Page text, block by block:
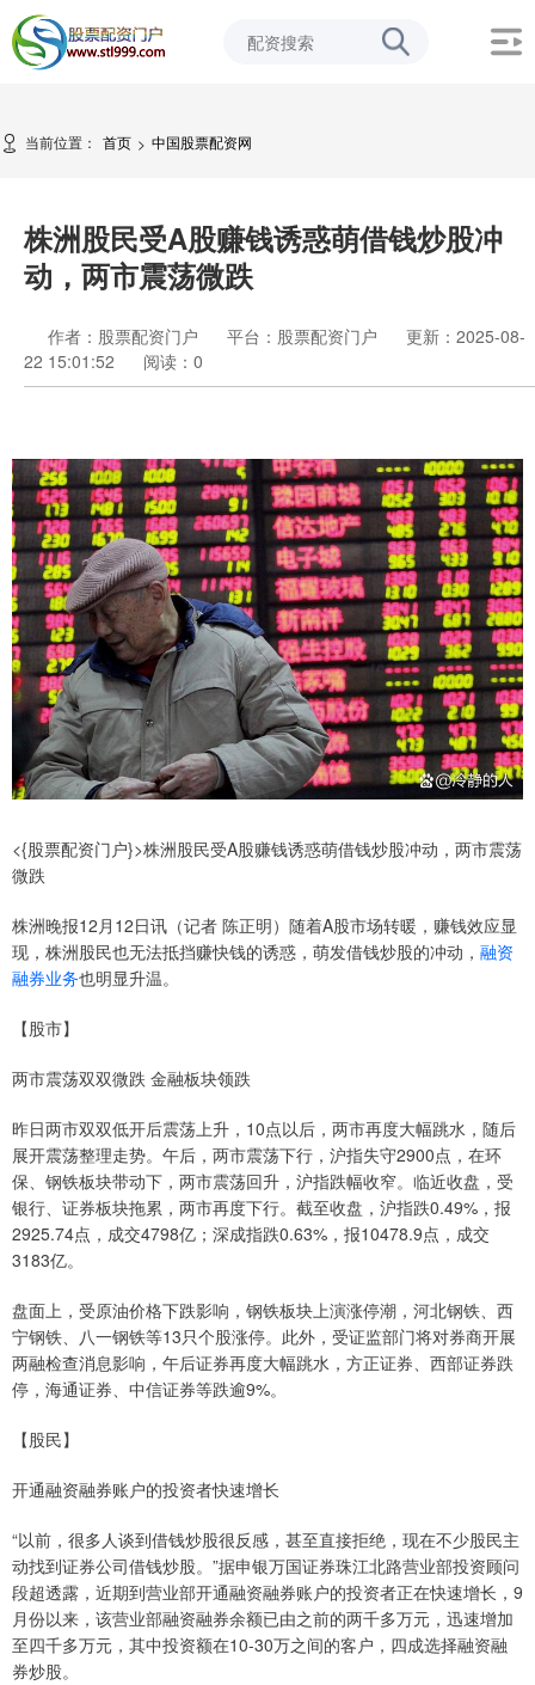
当前位置： 首页 > 中国股票配资网
株洲股民受A股赚钱诱惑萌借钱炒股冲
动，两市震荡微跌
作者：股票配资门户 平台：股票配资门户
更新：2025-08-
22 15:01:52
阅读： 0
<{股票配资门户}>株洲股民受A股赚钱诱惑萌借钱炒股冲动，两市震荡
微跌
株洲晚报12月12日讯（记者 陈正明）随着A股市场转暖，赚钱效应显
现，株洲股民也无法抵挡赚快钱的诱惑，萌发借钱炒股的冲动， 融资
融券业务也明显升温。
【股市】
两市震荡双双微跌 金融板块领跌
昨日两市双双低开后震荡上升，10点以后，两市再度大幅跳水，随后
展开震荡整理走势。午后，两市震荡下行，沪指失守2900点，在环
保、钢铁板块带动下，两市震荡回升，沪指跌幅收窄。临近收盘，受
银行、证券板块拖累，两市再度下行。截至收盘，沪指跌0.49%，报
2925.74点，成交4798亿；深成指跌0.63%，报10478.9点，成交
3183亿。
盘面上，受原油价格下跌影响，钢铁板块上演涨停潮，河北钢铁、西
宁钢铁、八一钢铁等13只个股涨停。此外，受证监部门将对券商开展
两融检查消息影响，午后证券再度大幅跳水，方正证券、西部证券跌
停，海通证券、中信证券等跌逾9%。
【股民】
开通融资融券账户的投资者快速增长
“以前，很多人谈到借钱炒股很反感，甚至直接拒绝，现在不少股民主
动找到证券公司借钱炒股。”据申银万国证券珠江北路营业部投资顾问
段超透露，近期到营业部开通融资融券账户的投资者正在快速增长，9
月份以来，该营业部融资融券余额已由之前的两千多万元，迅速增加
至四千多万元，其中投资额在10-30万之间的客户，四成选择融资融
券炒股。